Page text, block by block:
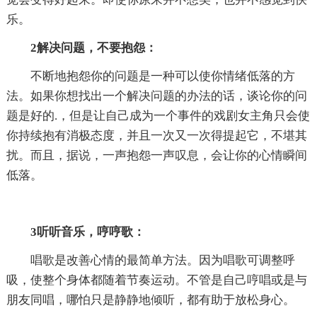
乐。
2解决问题，不要抱怨：
不断地抱怨你的问题是一种可以使你情绪低落的方
法。如果你想找出一个解决问题的办法的话，谈论你的问
题是好的.，但是让自己成为一个事件的戏剧女主角只会使
你持续抱有消极态度，并且一次又一次得提起它，不堪其
扰。而且，据说，一声抱怨一声叹息，会让你的心情瞬间
低落。
3听听音乐，哼哼歌：
唱歌是改善心情的最简单方法。因为唱歌可调整呼
吸，使整个身体都随着节奏运动。不管是自己哼唱或是与
朋友同唱，哪怕只是静静地倾听，都有助于放松身心。